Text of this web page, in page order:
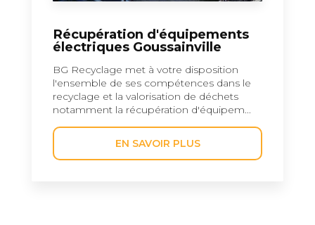
Récupération d'équipements
électriques Goussainville
BG Recyclage met à votre disposition
l'ensemble de ses compétences dans le
recyclage et la valorisation de déchets
notamment la récupération d'équipem...
EN SAVOIR PLUS